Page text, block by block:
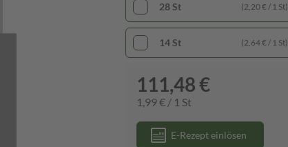
28 St (2,20 € / 1 St)
14 St (2,64 € / 1 St)
111,48 €
1,99 € / 1 St
E-Rezept einlösen